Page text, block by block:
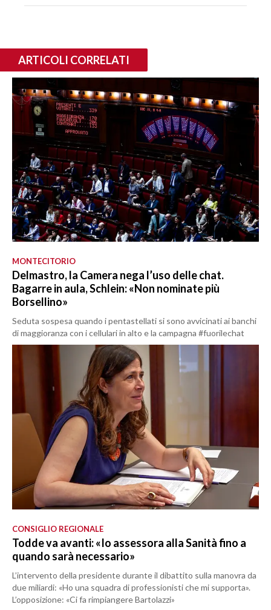
ARTICOLI CORRELATI
MONTECITORIO
Delmastro, la Camera nega l’uso delle chat.
Bagarre in aula, Schlein: «Non nominate più
Borsellino»
Seduta sospesa quando i pentastellati si sono avvicinati ai banchi
di maggioranza con i cellulari in alto e la campagna #fuorilechat
CONSIGLIO REGIONALE
Todde va avanti: «Io assessora alla Sanità fino a
quando sarà necessario»
L’intervento della presidente durante il dibattito sulla manovra da
due miliardi: «Ho una squadra di professionisti che mi supporta».
L’opposizione: «Ci fa rimpiangere Bartolazzi»